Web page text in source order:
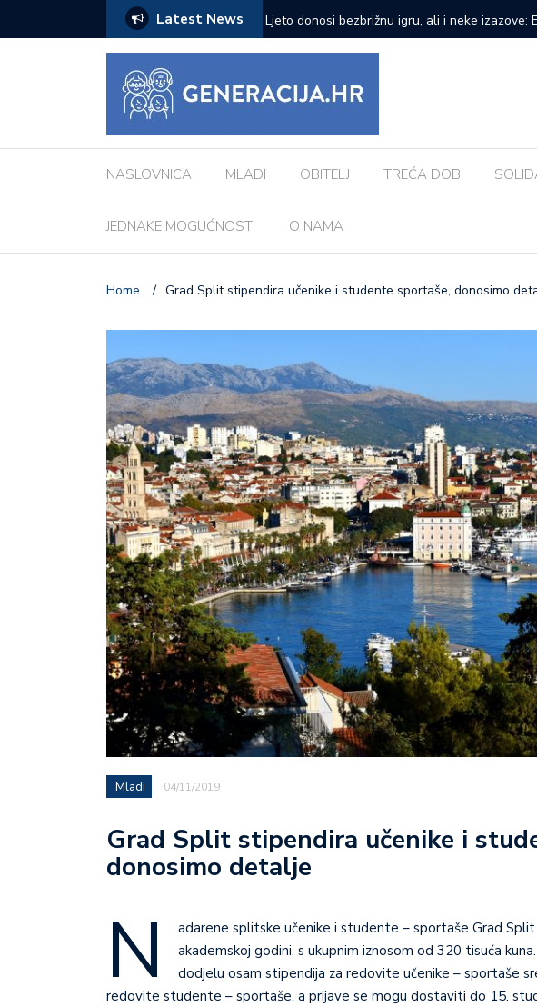
Latest News
Evo koji su najčešći kod djece
Vanessa Mioč najavljuje prvi veliki samostalni
pripremao za ovo’
NASLOVNICA MLADI OBITELJ TREĆA DOB
JEDNAKE MOGUĆNOSTI O NAMA
Home / Grad Split stipendira učenike i studente sportaše, donosimo
Mladi 04/11/2019
Grad Split stipendira učenike i
donosimo detalje
N
adarene splitske učenike i studente – sportaše Grad
akademskoj godini, s ukupnim iznosom od 320 tisuća
dodjelu osam stipendija za redovite učenike – sportaše
redovite studente – sportaše, a prijave se mogu dostaviti do 15.